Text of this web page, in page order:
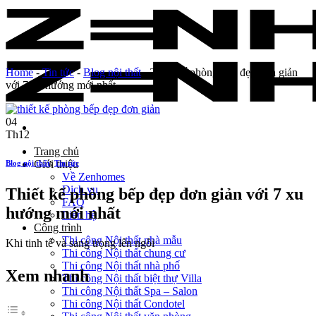
Skip
content
Trang chủ
Giới thiệu
Về Zenhomes
Dịch vụ
FAQ
Liên hệ
Công trình
Thi công Nội thất nhà mẫu
Thi công Nội thất chung cư
Thi công Nội thất nhà phố
Thi công Nội thất biệt thự Villa
Thi công Nội thất Spa – Salon
Thi công Nội thất Condotel
Home-Tin tức-Blog nội thất-Thiết kế phòng bếp đẹp đơn giản​
với 7 xu hướng mới nhất
04
Th12
Blog nội thất,Tin tức
Thiết kế phòng bếp đẹp đơn giản​ với 7 xu
hướng mới nhất
Khi tinh tế và sang trọng lên ngôi
Xem nhanh